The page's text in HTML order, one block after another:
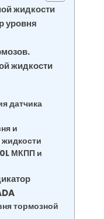
жидкости
уровня
жидкости
датчика
и
МКПП и
тормозной